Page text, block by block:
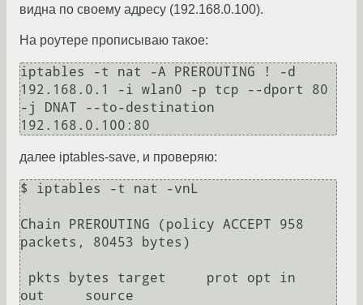
видна по своему адресу (192.168.0.100).
На роутере прописываю такое:
iptables -t nat -A PREROUTING ! -d
192.168.0.1 -i wlan0 -p tcp --dport 80
-j DNAT --to-destination
192.168.0.100:80
далее iptables-save, и проверяю:
$ iptables -t nat -vnL
Chain PREROUTING (policy ACCEPT 958
packets, 80453 bytes)
out     source